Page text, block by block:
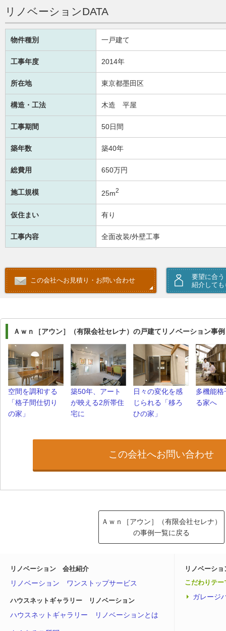
リノベーションDATA
物件種別 一戸建て
工事年度 2014年
所在地 東京都墨田区
構造・工法 木造 平屋
工事期間 50日間
築年数 築40年
総費用 650万円
施工規模 25m2
仮住まい 有り
工事内容 全面改装/外壁工事
この会社へお見積り・お問い合わせ
要望に合
紹介しても
Ａｗｎ［アウン］（有限会社セレナ）の戸建てリノベーション事例
空間を調和する
「格子間仕切り
の家」
築50年、アート
が映える2所帯住
宅に
日々の変化を感
じられる「移ろ
ひの家」
多機能格
る家へ
この会社へお問い合わせ
Ａｗｎ［アウン］（有限会社セレナ）
の事例一覧に戻る
リノベーション 会社紹介
リノベーション ワンストップサービス
ハウスネットギャラリー リノベーション
ハウスネットギャラリー リノベーションとは
リノベーシ
こだわりテー
ガレージ